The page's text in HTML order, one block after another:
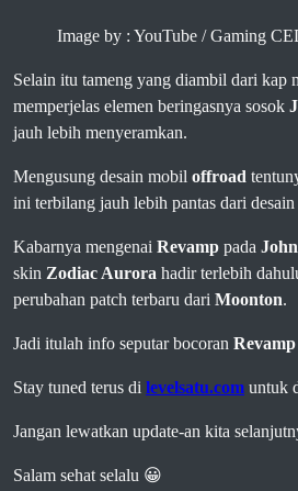
Image by : YouTube / Gaming
Selain itu tameng yang diambil dari kap
memperjelas elemen beringasnya sosok
jauh lebih menyeramkan.
Mengusung desain mobil offroad
ini terbilang jauh lebih pantas dari
Kabarnya mengenai Revamp pada
skin Zodiac Aurora hadir terlebih
perubahan patch terbaru dari Moonton.
Jadi itulah info seputar bocoran
Stay tuned terus di levelsatu.com untuk
Jangan lewatkan update-an kita
Salam sehat selalu 😀